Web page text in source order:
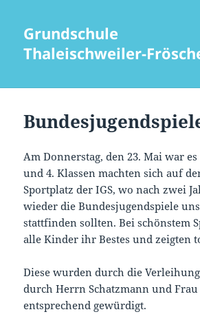
Grundschule
Thaleischweiler-
Am Donnerstag, den 23. Mai war es
und 4. Klassen machten sich auf
Sportplatz der IGS, wo nach zwei
wieder die Bundesjugendspiele
stattfinden sollten. Bei schönstem
alle Kinder ihr Bestes und zeigten
Diese wurden durch die
durch Herrn Schatzmann und Frau
entsprechend gewürdigt.